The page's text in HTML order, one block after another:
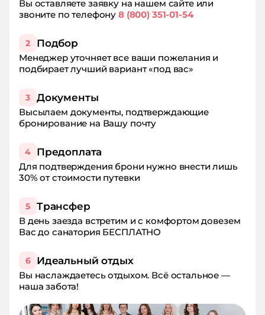
для оздоровления и отдыха!
Вы оставляете заявку на нашем сайте или
звоните по телефону8 (800) 351-01-54
2 Подбор
Менеджер уточняет все ваши пожелания и
подбирает лучший вариант «под вас»
3 Документы
Высылаем документы, подтверждающие
бронирование на Вашу почту
4 Предоплата
Для подтверждения брони нужно внести лишь
30% от стоимости путевки
5 Трансфер
В день заезда встретим и с комфортом довезем
Вас до санатория БЕСПЛАТНО
6 Идеальный отдых
Вы наслаждаетесь отдыхом. Всё остальное —
наша забота!